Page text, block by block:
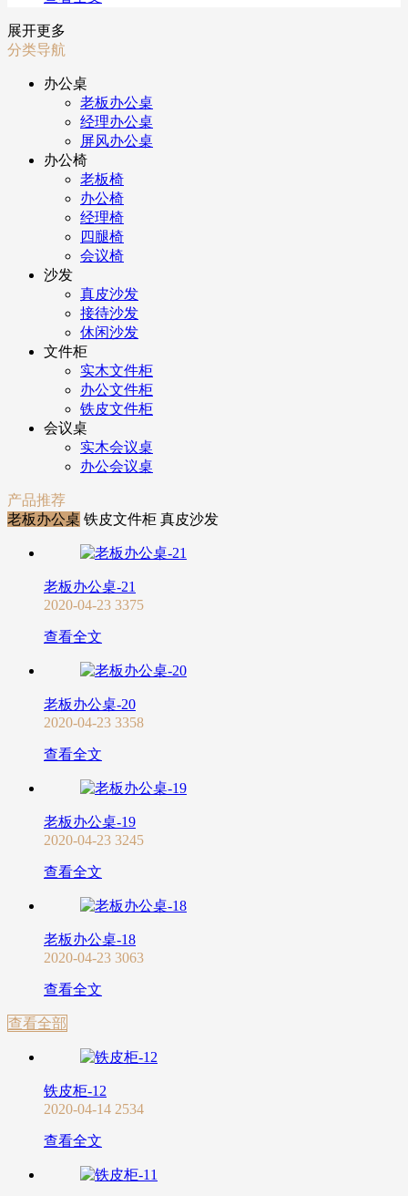
展开更多
分类导航
办公桌
老板办公桌
经理办公桌
屏风办公桌
办公椅
老板椅
办公椅
经理椅
四腿椅
会议椅
沙发
真皮沙发
接待沙发
休闲沙发
文件柜
实木文件柜
办公文件柜
铁皮文件柜
会议桌
实木会议桌
办公会议桌
产品推荐
老板办公桌 铁皮文件柜 真皮沙发
老板办公桌-21
2020-04-23 3375
查看全文
老板办公桌-20
2020-04-23 3358
查看全文
老板办公桌-19
2020-04-23 3245
查看全文
老板办公桌-18
2020-04-23 3063
查看全文
查看全部
铁皮柜-12
2020-04-14 2534
查看全文